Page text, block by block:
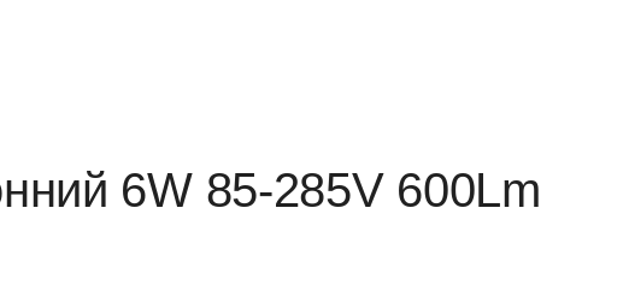
6W 85-285V 600Lm